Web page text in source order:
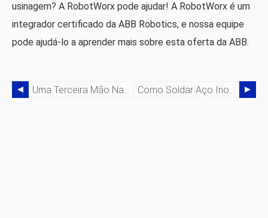
usinagem? A RobotWorx pode ajudar! A RobotWorx é um
integrador certificado da ABB Robotics, e nossa equipe
pode ajudá-lo a aprender mais sobre esta oferta da ABB.
Uma Terceira Mão Na Linha De Produção – Robôs De Colaboração Como Soldar Aço Inoxidável